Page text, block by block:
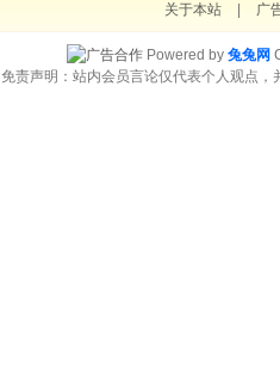
关于本站 广
Powered by 兔兔网
免责声明：站内会员言论仅代表个人观点